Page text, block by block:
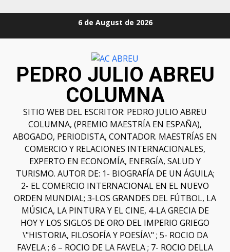
6 de August de 2026
PEDRO JULIO ABREU
COLUMNA
SITIO WEB DEL ESCRITOR: PEDRO JULIO ABREU
COLUMNA, (PREMIO MAESTRÍA EN ESPAÑA),
ABOGADO, PERIODISTA, CONTADOR. MAESTRÍAS EN
COMERCIO Y RELACIONES INTERNACIONALES,
EXPERTO EN ECONOMÍA, ENERGÍA, SALUD Y
TURISMO. AUTOR DE: 1- BIOGRAFÍA DE UN ÁGUILA;
2- EL COMERCIO INTERNACIONAL EN EL NUEVO
ORDEN MUNDIAL; 3-LOS GRANDES DEL FÚTBOL, LA
MÚSICA, LA PINTURA Y EL CINE, 4-LA GRECIA DE
HOY Y LOS SIGLOS DE ORO DEL IMPERIO GRIEGO
\"HISTORIA, FILOSOFÍA Y POESÍA\" ; 5- ROCIO DA
FAVELA ; 6 – ROCIO DE LA FAVELA ; 7- ROCIO DELLA